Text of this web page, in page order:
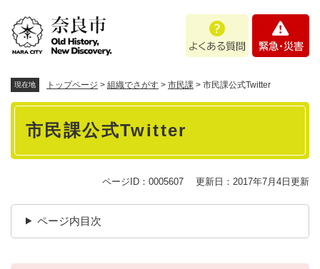
あ
問
・
現在地 トップページ > 組織でさがす > 市民課 > 市民課公式Twitter
本
市民課公式Twitter
ページID：0005607 更新日：2017年7月4日更新
ページ内目次